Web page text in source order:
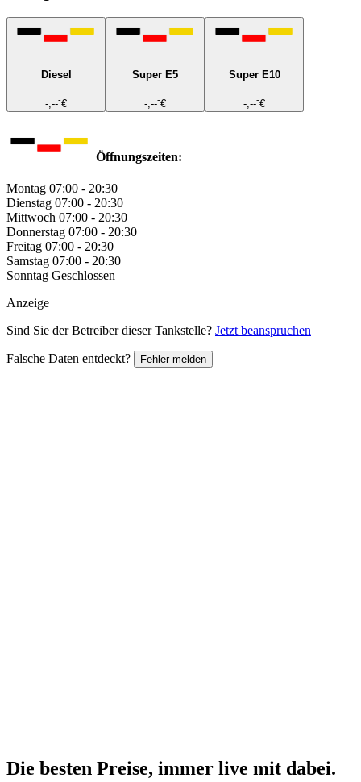
Diesel
-,---€
Super E5
-,---€
Super E10
-,---€
Öffnungszeiten:
Montag 07:00 - 20:30
Dienstag 07:00 - 20:30
Mittwoch 07:00 - 20:30
Donnerstag 07:00 - 20:30
Freitag 07:00 - 20:30
Samstag 07:00 - 20:30
Sonntag Geschlossen
Anzeige
Sind Sie der Betreiber dieser Tankstelle? Jetzt beanspruchen
Falsche Daten entdeckt? Fehler melden
Die besten Preise, immer live mit dabei.